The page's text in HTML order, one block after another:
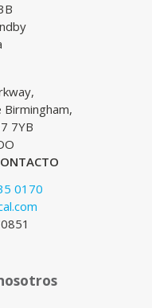
7YB
0170